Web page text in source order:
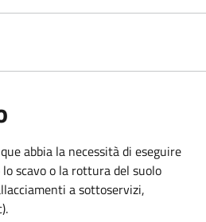
abbia la necessità di eseguire
scavo o la rottura del suolo
a sottoservizi,